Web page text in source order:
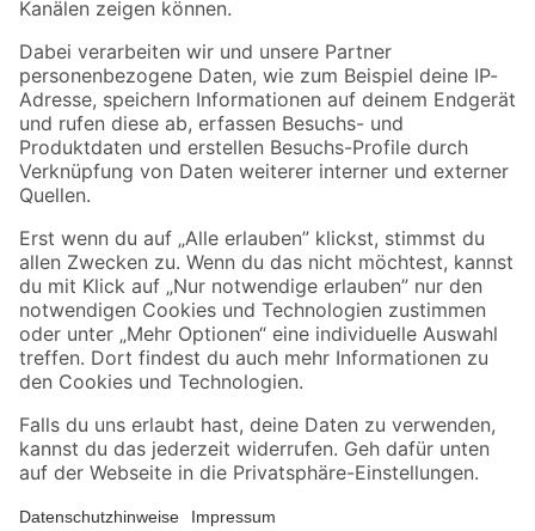
Folge uns
Zahlungsarten Versandarten
Sicher einkaufen
Jetzt die toom-App herunterladen
Alle Preisangaben in EUR inkl. gesetzl. MwSt.. Die dargestellten Angebote sind unter
Umständen nicht in allen Märkten verfügbar. Die angegebenen Verfügbarkeiten beziehen
Produkte nur solange der Vorrat reicht.
*Paketversand ab 59 € versandkostenfrei, gilt nicht für Artikel mit Speditionsversand, hier